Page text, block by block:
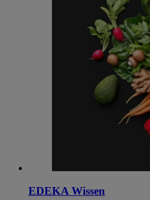
EDEKA Wissen